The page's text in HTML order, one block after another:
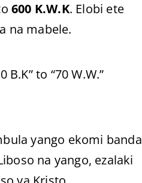
600 K.W.K. Elobi ete
na mabele.
to “70 W.W.”
yango ekomi banda
na yango, ezalaki